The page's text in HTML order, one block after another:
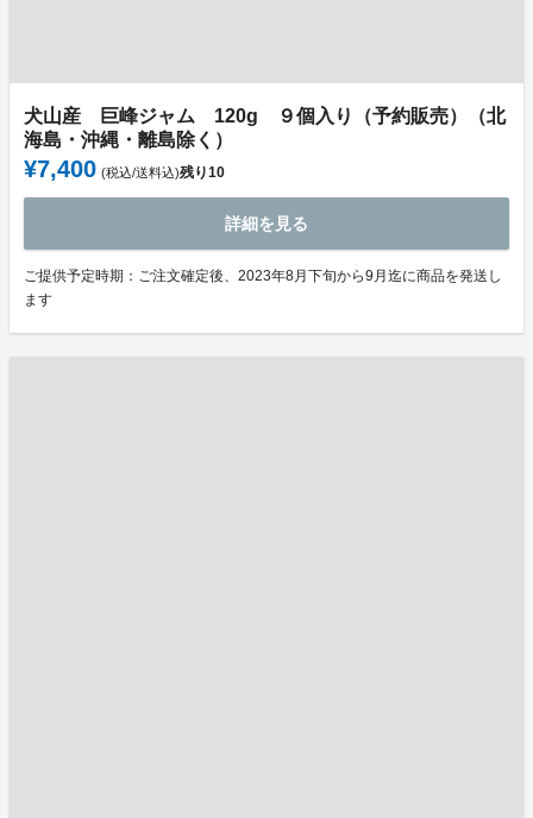
犬山産 巨峰ジャム 120g ９個入り（予約販売）（北
海島・沖縄・離島除く）
¥7,400 (税込/送料込)残り10
詳細を見る
ご提供予定時期：ご注文確定後、2023年8月下旬から9月迄に商品を発送し
ます